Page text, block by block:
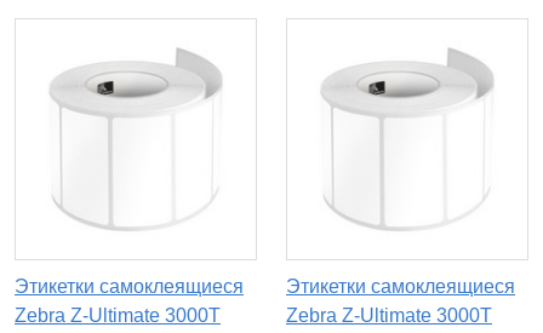
Этикетки самоклеящиеся
Zebra Z-Ultimate 3000T
Этикетки самоклеящиеся
Zebra Z-Ultimate 3000T